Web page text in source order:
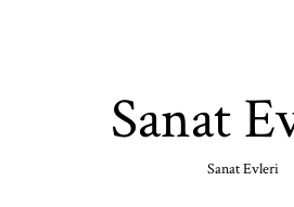
Sanat
Sanat Evleri